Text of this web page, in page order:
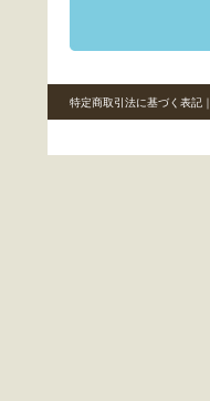
特定商取引法に基づく表記｜